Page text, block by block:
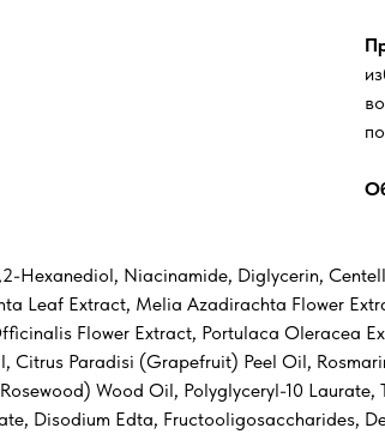
Hexanediol, Niacinamide, Diglycerin,
Leaf Extract, Melia Azadirachta Flower
Flower Extract, Portulaca Oleracea
Paradisi (Grapefruit) Peel Oil,
Wood Oil, Polyglyceryl-10
Disodium Edta, Fructooligosaccharides,